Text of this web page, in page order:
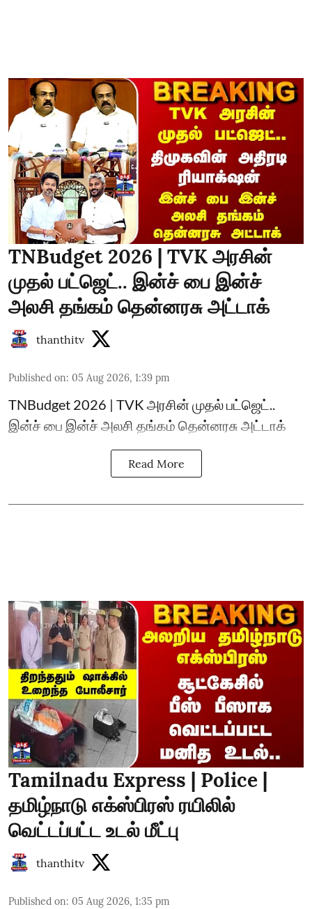
TNBudget 2026 | TVK அரசின்
முதல் பட்ஜெட்.. இன்ச் பை இன்ச்
அலசி தங்கம் தென்னரசு அட்டாக்
thanthitv
Published on: 05 Aug 2026, 1:39 pm
TNBudget 2026 | TVK அரசின் முதல் பட்ஜெட்..
இன்ச் பை இன்ச் அலசி தங்கம் தென்னரசு அட்டாக்
Read More
Tamilnadu Express | Police |
தமிழ்நாடு எக்ஸ்பிரஸ் ரயிலில்
வெட்டப்பட்ட உடல் மீட்பு
thanthitv
Published on: 05 Aug 2026, 1:35 pm